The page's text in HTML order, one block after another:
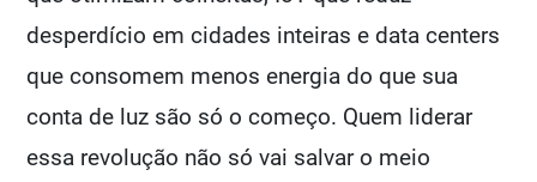
desperdício em cidades inteiras e data centers
que consomem menos energia do que sua
conta de luz são só o começo. Quem liderar
essa revolução não só vai salvar o meio